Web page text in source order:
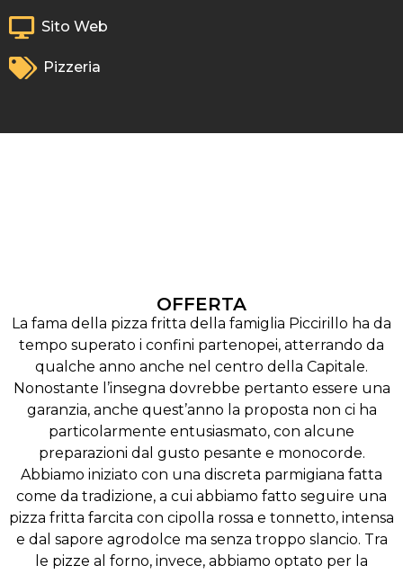
Sito Web
Pizzeria
OFFERTA
La fama della pizza fritta della famiglia Piccirillo ha da
tempo superato i confini partenopei, atterrando da
qualche anno anche nel centro della Capitale.
Nonostante l’insegna dovrebbe pertanto essere una
garanzia, anche quest’anno la proposta non ci ha
particolarmente entusiasmato, con alcune
preparazioni dal gusto pesante e monocorde.
Abbiamo iniziato con una discreta parmigiana fatta
come da tradizione, a cui abbiamo fatto seguire una
pizza fritta farcita con cipolla rossa e tonnetto, intensa
e dal sapore agrodolce ma senza troppo slancio. Tra
le pizze al forno, invece, abbiamo optato per la